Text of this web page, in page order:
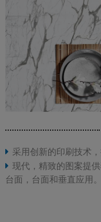
采用创新的印刷技术
现代，精致的图案提
台面，台面和垂直应用。